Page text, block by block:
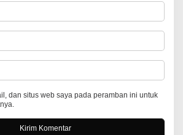
dan situs web saya pada peramban ini untuk